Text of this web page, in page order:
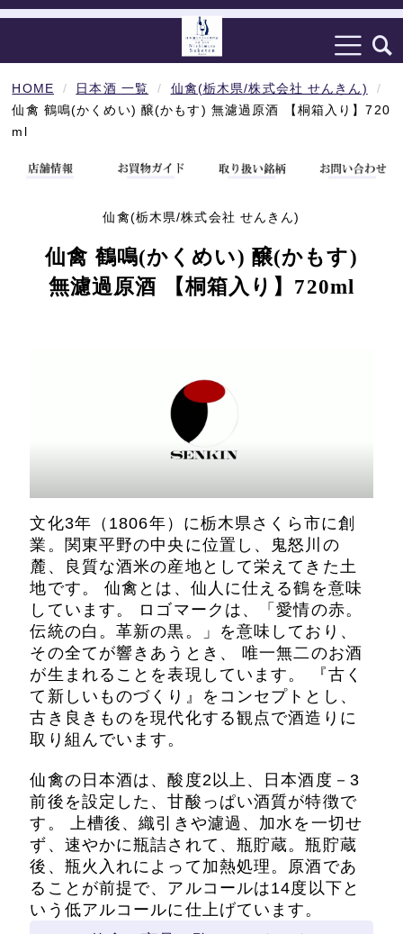
HOME 日本酒 一覧
仙禽(栃木県/株式会社 せんきん)
仙禽 鶴鳴(かくめい) 醸(かもす) 無濾過原酒 【桐箱入り】720
ml
仙禽(栃木県/株式会社 せんきん)
仙禽 鶴鳴(かくめい) 醸(かもす)
無濾過原酒 【桐箱入り】720ml
文化3年（1806年）に栃木県さくら市に創
業。関東平野の中央に位置し、鬼怒川の
麓、良質な酒米の産地として栄えてきた土
地です。 仙禽とは、仙人に仕える鶴を意味
しています。 ロゴマークは、「愛情の赤。
伝統の白。革新の黒。」を意味しており、
その全てが響きあうとき、 唯一無二のお酒
が生まれることを表現しています。 『古く
て新しいものづくり』をコンセプトとし、
古き良きものを現代化する観点で酒造りに
取り組んでいます。
仙禽の日本酒は、酸度2以上、日本酒度－3
前後を設定した、甘酸っぱい酒質が特徴で
す。 上槽後、織引きや濾過、加水を一切せ
ず、速やかに瓶詰されて、瓶貯蔵。瓶貯蔵
後、瓶火入れによって加熱処理。原酒であ
ることが前提で、アルコールは14度以下と
いう低アルコールに仕上げています。